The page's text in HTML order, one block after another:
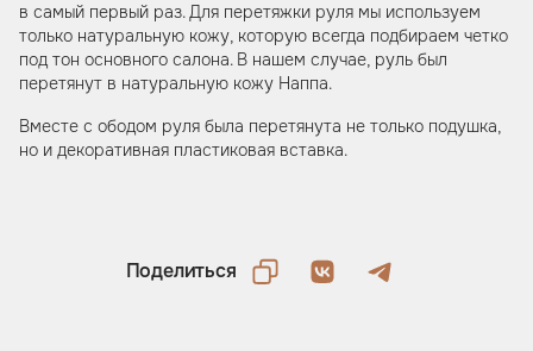
в самый первый раз. Для перетяжки руля мы используем
только натуральную кожу, которую всегда подбираем четко
под тон основного салона. В нашем случае, руль был
перетянут в натуральную кожу Наппа.
Вместе с ободом руля была перетянута не только подушка,
но и декоративная пластиковая вставка.
Поделиться